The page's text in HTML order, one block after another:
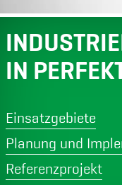
IN
Einsatzgebiete
Planung und
Referenzprojekt